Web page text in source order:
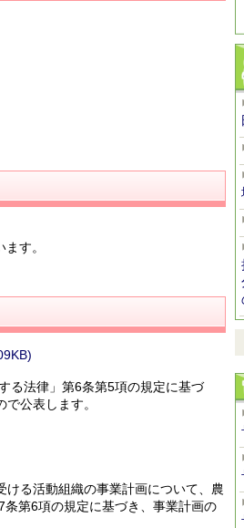
す。
る法律」第6条第5項の規定に基づ
公表します。
る活動組織の事業計画について、農
第6項の規定に基づき、事業計画の